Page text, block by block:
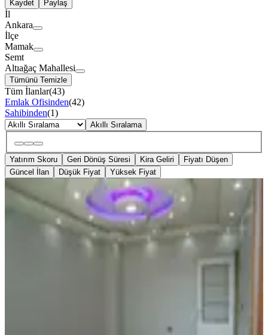
Kaydet
Paylaş
İl
Ankara
İlçe
Mamak
Semt
Altıağaç Mahallesi
Tümünü Temizle
Tüm İlanlar(43)
Emlak Ofisinden(42)
Sahibinden(1)
Akıllı Sıralama
Yatırım Skoru Geri Dönüş Süresi Kira Geliri
Fiyatı Düşen
Güncel İlan
Düşük Fiyat Yüksek Fiyat
Krc Den Full+full Yapılı Tapulu
Manzaralı Satılık 3+1 Daire
Mamak, Altıağaç Mahallesi